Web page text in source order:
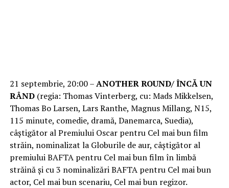
21 septembrie, 20:00 –ANOTHER ROUND/ ÎNCĂ UN
RÂND(regia: Thomas Vinterberg, cu: Mads Mikkelsen,
Thomas Bo Larsen, Lars Ranthe, Magnus Millang, N15,
115 minute, comedie, dramă, Danemarca, Suedia),
câștigător al Premiului Oscar pentru Cel mai bun film
străin, nominalizat la Globurile de aur, câștigător al
premiului BAFTA pentru Cel mai bun film în limbă
străină și cu 3 nominalizări BAFTA pentru Cel mai bun
actor, Cel mai bun scenariu, Cel mai bun regizor.